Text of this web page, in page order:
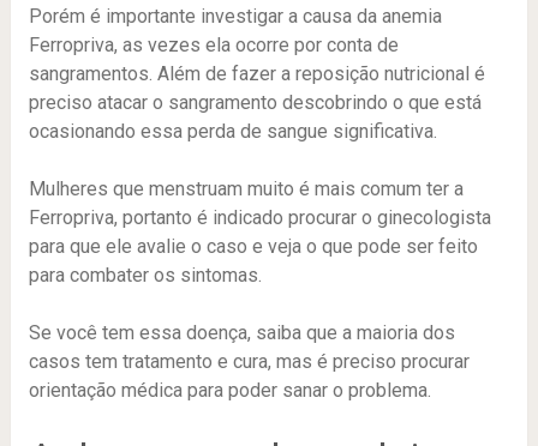
Porém é importante investigar a causa da anemia
Ferropriva, as vezes ela ocorre por conta de
sangramentos. Além de fazer a reposição nutricional é
preciso atacar o sangramento descobrindo o que está
ocasionando essa perda de sangue significativa.
Mulheres que menstruam muito é mais comum ter a
Ferropriva, portanto é indicado procurar o ginecologista
para que ele avalie o caso e veja o que pode ser feito
para combater os sintomas.
Se você tem essa doença, saiba que a maioria dos
casos tem tratamento e cura, mas é preciso procurar
orientação médica para poder sanar o problema.